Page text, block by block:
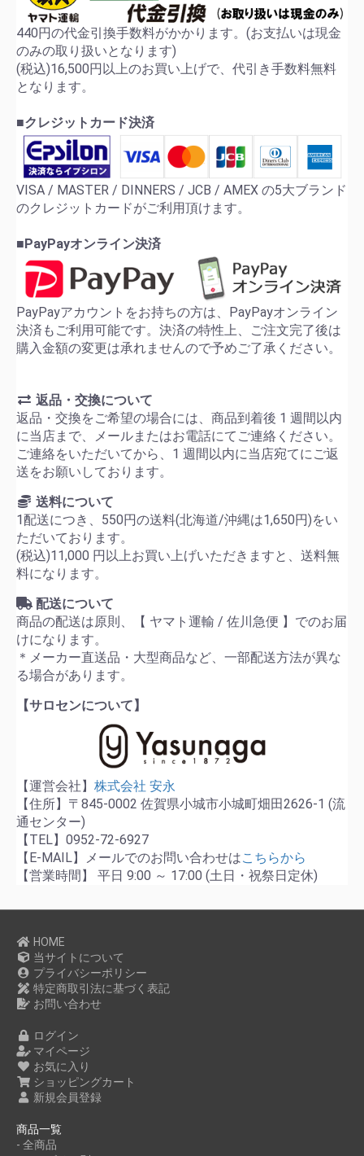
440円の代金引換手数料がかかります。(お支払いは現金
のみの取り扱いとなります)
(税込)16,500円以上のお買い上げで、代引き手数料無料
となります。
■クレジットカード決済
VISA / MASTER / DINNERS / JCB / AMEX の5大ブランド
のクレジットカードがご利用頂けます。
■PayPayオンライン決済
PayPayアカウントをお持ちの方は、PayPayオンライン
決済もご利用可能です。決済の特性上、ご注文完了後は
購入金額の変更は承れませんので予めご了承ください。
返品・交換について
返品・交換をご希望の場合には、商品到着後 1 週間以内
に当店まで、メールまたはお電話にてご連絡ください。
ご連絡をいただいてから、1 週間以内に当店宛てにご返
送をお願いしております。
送料について
1配送につき、550円の送料(北海道/沖縄は1,650円)をい
ただいております。
(税込)11,000 円以上お買い上げいただきますと、送料無
料になります。
配送について
商品の配送は原則、【 ヤマト運輸 / 佐川急便 】でのお届
けになります。
＊メーカー直送品・大型商品など、一部配送方法が異な
る場合があります。
【サロセンについて】
【運営会社】 株式会社 安永
【住所】〒845-0002 佐賀県小城市小城町畑田2626-1 (流
通センター)
【TEL】0952-72-6927
【E-MAIL】メールでのお問い合わせはこちらから
【営業時間】 平日 9:00 ～ 17:00 (土日・祝祭日定休)
HOME
当サイトについて
プライバシーポリシー
特定商取引法に基づく表記
お問い合わせ
ログイン
マイページ
お気に入り
ショッピングカート
新規会員登録
商品一覧
- 全商品